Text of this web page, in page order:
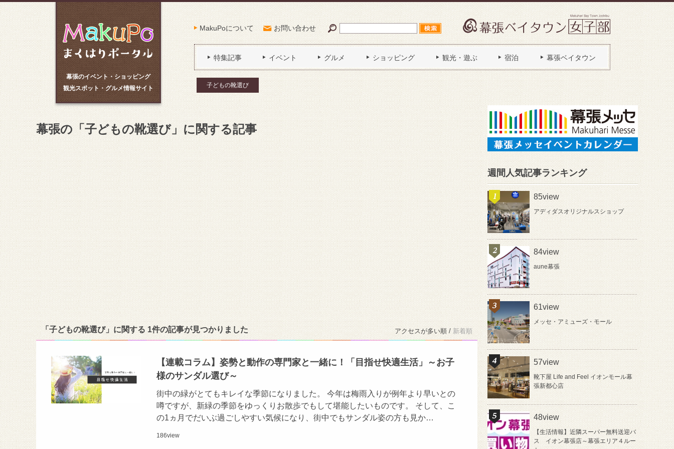
幕張のイベント・ショッピング
観光スポット・グルメ情報サイト
MakuPoについて お問い合わせ
特集記事 イベント グルメ ショッピング 観光・遊ぶ 宿泊 幕張ベイタウン
子どもの靴選び
幕張の「子どもの靴選び」に関する記事
「子どもの靴選び」に関する 1件の記事が見つかりました アクセスが多い順 / 新着順
【連載コラム】姿勢と動作の専門家と一緒に！「目指せ快適生活」～お子
様のサンダル選び～
街中の緑がとてもキレイな季節になりました。 今年は梅雨入りが例年より早いとの
噂ですが、新緑の季節をゆっくりお散歩でもして堪能したいものです。 そして、こ
の1ヵ月でだいぶ過ごしやすい気候になり、街中でもサンダル姿の方も見か…
186view
週間人気記事ランキング
85view
アディダスオリジナルスショップ
84view
aune幕張
61view
メッセ・アミューズ・モール
57view
靴下屋 Life and Feel イオンモール幕
張新都心店
48view
【生活情報】近隣スーパー無料送迎バ
ス イオン幕張店～幕張エリア４ルー